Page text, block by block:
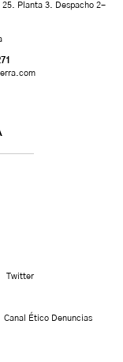
25. Planta 3. Despacho 2-
Twitter
Canal Ético Denuncias